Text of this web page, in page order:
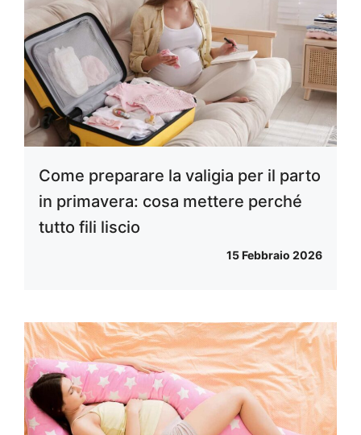
Come preparare la valigia per il parto
in primavera: cosa mettere perché
tutto fili liscio
15 Febbraio 2026